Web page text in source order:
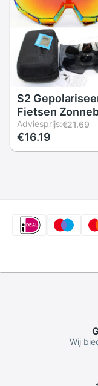
S2
Fietsen
Mountainbike
Sportbrillen
Fiets Bril
Adviesprijs:€21.69
€16.19
Wij